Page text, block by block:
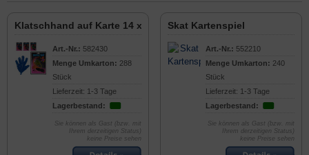
Klatschhand auf Karte 14 x 20cm
Art.-Nr.: 582430
Menge Umkarton: 288
Stück
Lieferzeit: 1-3 Tage
Lagerbestand:
Sie können als Gast (bzw. mit
Ihrem derzeitigen Status)
keine Preise sehen
Skat Kartenspiel
Art.-Nr.: 552210
Menge Umkarton: 240
Stück
Lieferzeit: 1-3 Tage
Lagerbestand:
Sie können als Gast (bzw. mit
Ihrem derzeitigen Status)
keine Preise sehen